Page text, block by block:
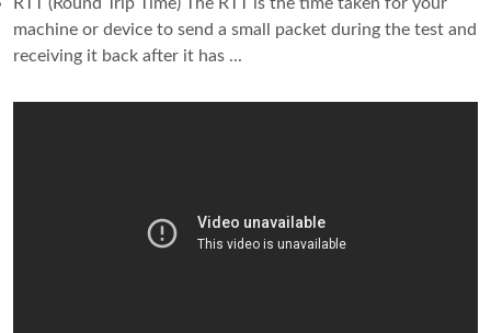
RTT (Round Trip Time) The RTT is the time taken for your
machine or device to send a small packet during the test and
receiving it back after it has ...